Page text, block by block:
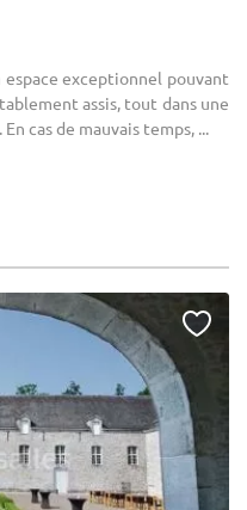
exceptionnel pouvant
assis, tout dans une
cas de mauvais temps, ...